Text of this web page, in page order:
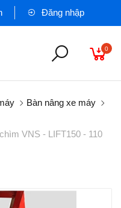
Đăng nhập
0
Bàn nâng xe máy
VNS - LIFT150 - 110